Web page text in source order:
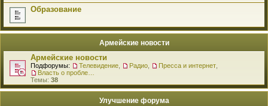
Образование
Армейские новости
Армейские новости
Подфорумы: Телевидение Радио Пресса и интернет
Темы: 38
Улучшение форума